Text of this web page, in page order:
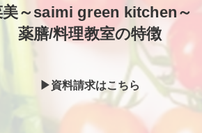
美～saimi green kitchen～
薬膳/料理教室の特徴
▶資料請求はこちら